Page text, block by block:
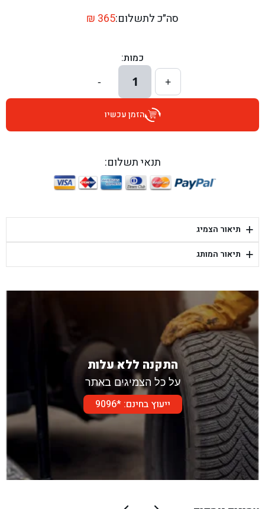
בן גל - דרך השבעה 20, אזור - אזור
בן גל - הרצל 6, גדרה - גדרה
בן גל - שדרות דוד בן גוריון 8, באר שבע - באר שבע
בן גל - היובלים 26, הוד השרון - הוד השרון
בן גל - יפת 88, תל אביב יפו - תל אביב
בן גל - דור אלון הר טוב - בית שמש
סה״כ לתשלום: ₪ 365
כמות:
+
1
-
הזמן עכשיו
תנאי תשלום:
+ תיאור הצמיג
+ תיאור המותג
התקנה ללא עלות
על כל הצמיגים באתר
ייעוץ בחינם: *9096